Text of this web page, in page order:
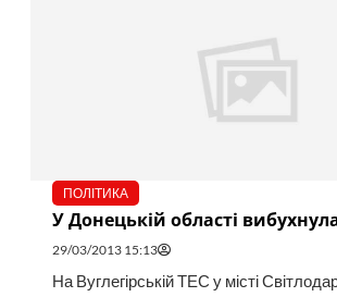
ПОЛІТИКА
У Донецькій області
29/03/2013 15:13
На Вуглегірській ТЕС у місті